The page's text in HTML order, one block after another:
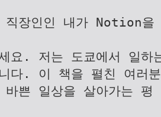
직장인인 내가 Notion을
요. 저는 도쿄에서 일하
다. 이 책을 펼친 여러
바쁜 일상을 살아가는 평